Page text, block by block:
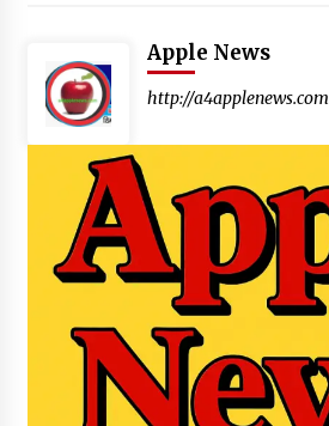
Apple News
http://a4applenews.com